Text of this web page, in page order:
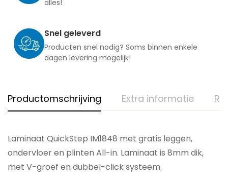
alles!
Snel geleverd
Producten snel nodig? Soms binnen enkele
dagen levering mogelijk!
Productomschrijving Extra informatie
Laminaat QuickStep IM1848 met gratis leggen,
ondervloer en plinten All-in. Laminaat is 8mm dik,
met V-groef en dubbel-click systeem.